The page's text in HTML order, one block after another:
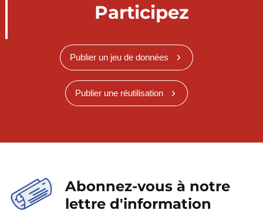
Participez
Publier un jeu de données
Publier une réutilisation
Abonnez-vous à notre
lettre d'information